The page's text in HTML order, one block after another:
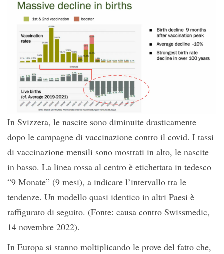
In Svizzera, le nascite sono diminuite drasticamente
dopo le campagne di vaccinazione contro il covid. I tassi
di vaccinazione mensili sono mostrati in alto, le nascite
in basso. La linea rossa al centro è etichettata in tedesco
“9 Monate” (9 mesi), a indicare l’intervallo tra le
tendenze. Un modello quasi identico in altri Paesi è
raffigurato di seguito. (Fonte: causa contro Swissmedic,
14 novembre 2022).
In Europa si stanno moltiplicando le prove del fatto che,